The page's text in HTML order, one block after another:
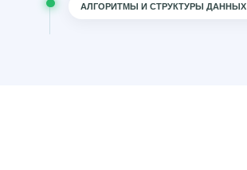
АЛГОРИТМЫ И СТРУКТУРЫ ДАННЫХ